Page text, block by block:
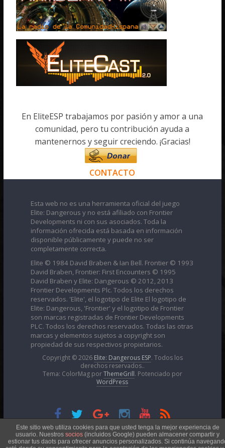
En EliteESP trabajamos por pasión y amor a una
comunidad, pero tu contribución ayuda a
mantenernos y seguir creciendo. ¡Gracias!
CONTACTO
Esta web no es una herramienta oficial del juego
Elite: Dangerous y no está afiliado con Frontier
Developments ni con sus asociados. Toda la
información ofrecida está basada en información
disponible públicamente y puede no ser
completamente correcta.
Elite © 1984 David Braben & Ian Bell. Frontier © 1993
David Braben, Frontier: First Encounters © 1995
David Braben y Elite: Dangerous © 2012, 2013
Frontier Developments Plc. Todos los derechos
reservados. 'Elite', el logotipo de Elite El logotipo de
Elite: Dangerous, 'Frontier' y el logotipo de Frontier
son marcas registradas de Frontier Developments
PLC. Todos los derechos reservados. Todas las otras
marcas y elementos sujetos a copyright son
propiedad de sus respectivos propietarios.
Copyright © 2026 Elite: Dangerous ESP. Todos los
derechos reservados..
Tema: ColorMag porThemeGrill. Potenciado por
WordPress
Esta obra está bajo unaLicencia Creative Commons
Este sitio web utiliza cookies para que usted tenga la mejor experiencia de
usuario. Nuestros socios (incluidos Google) pueden almacener compartir y
estionar tus daots para ofrecer anuncios personalizados. Si continúa